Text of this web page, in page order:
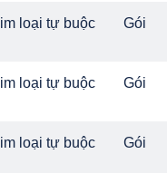
loại tự buộc
Gói
loại tự buộc
Gói
loại tự buộc
Gói